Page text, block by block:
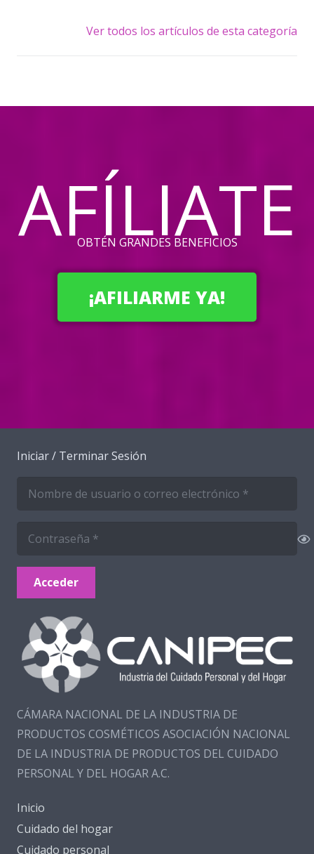
Ver todos los artículos de esta categoría
AFÍLIATE
OBTÉN GRANDES BENEFICIOS
¡AFILIARME YA!
Iniciar / Terminar Sesión
Acceder
CÁMARA NACIONAL DE LA INDUSTRIA DE
PRODUCTOS COSMÉTICOS ASOCIACIÓN NACIONAL
DE LA INDUSTRIA DE PRODUCTOS DEL CUIDADO
PERSONAL Y DEL HOGAR A.C.
Inicio
Cuidado del hogar
Cuidado personal